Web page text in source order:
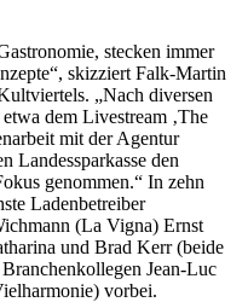
stecken immer
skizziert Falk-Martin
„Nach diversen
dem Livestream ‚The
mit der Agentur
Landessparkasse den
genommen.“ In zehn
Ladenbetreiber
(La Vigna) Ernst
und Brad Kerr (beide
Jean-Luc
vorbei.